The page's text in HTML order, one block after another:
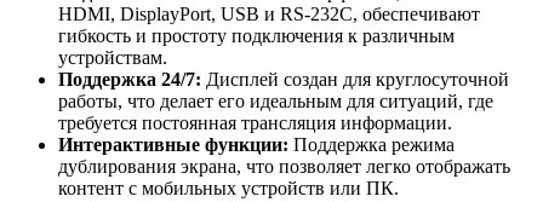
HDMI, DisplayPort, USB и RS-232C, обеспечивают
гибкость и простоту подключения к различным
устройствам.
Поддержка 24/7: Дисплей создан для круглосуточной
работы, что делает его идеальным для ситуаций, где
требуется постоянная трансляция информации.
Интерактивные функции: Поддержка режима
дублирования экрана, что позволяет легко отображать
контент с мобильных устройств или ПК.